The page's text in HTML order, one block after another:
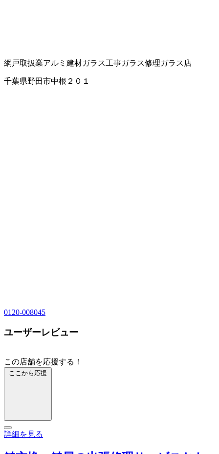
網戸取扱業アルミ建材ガラス工事ガラス修理ガラス店
千葉県野田市中根２０１
0120-008045
ユーザーレビュー
この店舗を応援する！
ここから応援
詳細を見る